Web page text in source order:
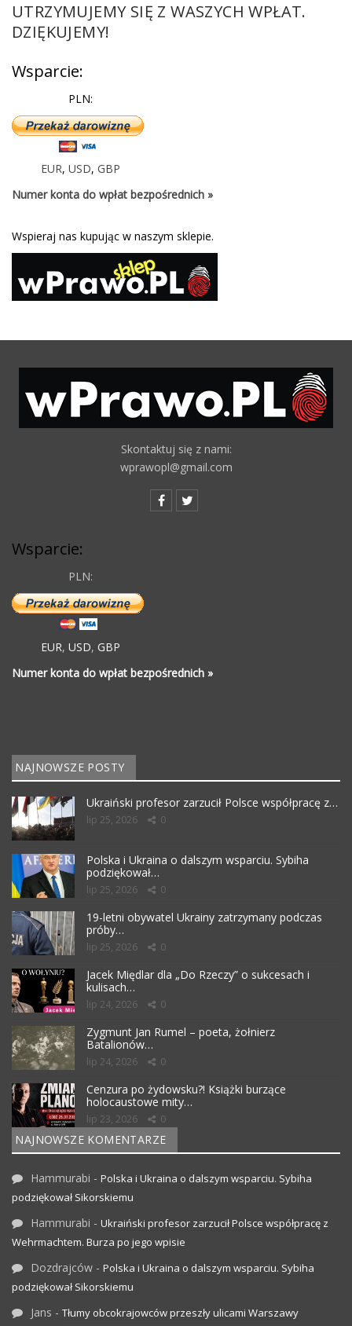
UTRZYMUJEMY SIĘ Z WASZYCH WPŁAT.
DZIĘKUJEMY!
Wsparcie:
PLN:
EUR, USD, GBP
Numer konta do wpłat bezpośrednich »
Wspieraj nas kupując w naszym sklepie.
Skontaktuj się z nami:
wprawopl@gmail.com
Wsparcie:
PLN:
EUR, USD, GBP
Numer konta do wpłat bezpośrednich »
NAJNOWSZE POSTY
Ukraiński profesor zarzucił Polsce współpracę z…
lip 25, 2026 0
Polska i Ukraina o dalszym wsparciu. Sybiha
podziękował…
lip 25, 2026 0
19-letni obywatel Ukrainy zatrzymany podczas
próby…
lip 25, 2026 0
Jacek Międlar dla „Do Rzeczy” o sukcesach i
kulisach…
lip 24, 2026 0
Zygmunt Jan Rumel – poeta, żołnierz
Batalionów…
lip 24, 2026 0
Cenzura po żydowsku?! Książki burzące
holocaustowe mity…
lip 23, 2026 0
NAJNOWSZE KOMENTARZE
Hammurabi - Polska i Ukraina o dalszym wsparciu. Sybiha
podziękował Sikorskiemu
Hammurabi - Ukraiński profesor zarzucił Polsce współpracę z
Wehrmachtem. Burza po jego wpisie
Dozdrajców - Polska i Ukraina o dalszym wsparciu. Sybiha
podziękował Sikorskiemu
Jans - Tłumy obcokrajowców przeszły ulicami Warszawy